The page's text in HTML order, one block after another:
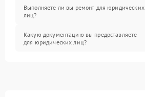
Выполняете ли вы ремонт для юридических
лиц?
Какую документацию вы предоставляете
для юридических лиц?